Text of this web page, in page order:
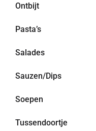
Ontbijt
Pasta’s
Salades
Sauzen/Dips
Soepen
Tussendoortje